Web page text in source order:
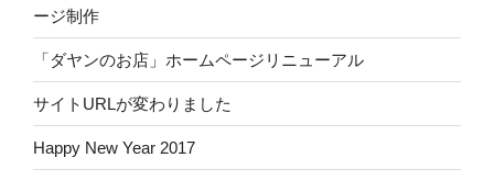
ージ制作
「ダヤンのお店」ホームページリニューアル
サイトURLが変わりました
Happy New Year 2017